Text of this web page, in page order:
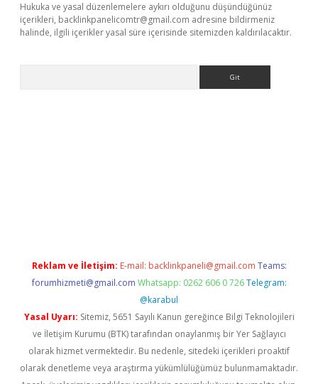
Hukuka ve yasal düzenlemelere aykırı olduğunu düşündüğünüz
içerikleri, backlinkpanelicomtr@gmail.com adresine bildirmeniz
halinde, ilgili içerikler yasal süre içerisinde sitemizden kaldırılacaktır.
Reklam ve İletişim: E-mail: backlinkpaneli@gmail.com Teams:
forumhizmeti@gmail.com Whatsapp: 0262 606 0 726 Telegram:
@karabul
Yasal Uyarı: Sitemiz, 5651 Sayılı Kanun gereğince Bilgi Teknolojileri
ve İletişim Kurumu (BTK) tarafından onaylanmış bir Yer Sağlayıcı
olarak hizmet vermektedir. Bu nedenle, sitedeki içerikleri proaktif
olarak denetleme veya araştırma yükümlülüğümüz bulunmamaktadır.